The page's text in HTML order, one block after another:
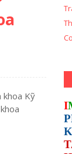
khoa Kỹ
I